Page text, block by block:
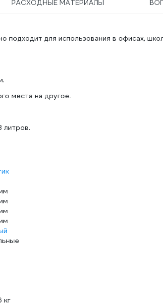
РАСХОДНЫЕ МАТЕРИАЛЫ
подходит для использования в офисах,
места на другое.
литров.
кг